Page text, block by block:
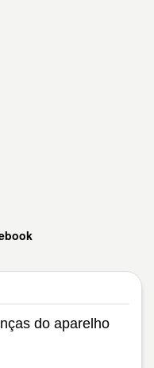
do aparelho